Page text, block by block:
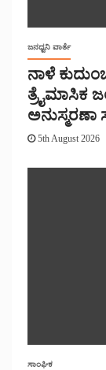
ಜನಧ್ವನಿ ವಾರ್ತೆ
ನಾಳೆ
ತ್ರೈಮಾಸಿಕ
5th August 2026
ಸಾಂಘಿಕ